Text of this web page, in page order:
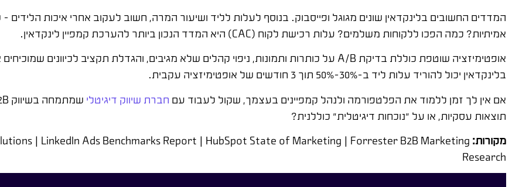
המדדים החשובים בלינקדאין שונים מגוגל ופייסבוק. בנוסף לעלות לליד ושיעור המרה, חשוב לעקוב אחרי איכות הלידים
אמיתיות? כמה הפכו ללקוחות משלמים? עלות רכישת לקוח (CAC) היא המדד הנכון ביותר להערכת קמפיין לינקדאין.
אופטימיזציה שוטפת כוללת בדיקת A/B על כותרות ותמונות, ניפוי קהלים שלא מגיבים, והגדלת תקציב לכיוונים שמוכיחים את עצמם.
בלינקדאין יכול להוריד עלות ליד ב-30%-50% תוך 3 חודשים של אופטימיזציה עקבית.
אם אין לך זמן ללמוד את הפלטפורמה ולנהל קמפיינים בעצמך, שקול לעבוד עם חברת שיווק דיגיטלי
תוצאות עסקיות, או על "נוכחות דיגיטלית" כוללנית?
מקורות: | LinkedIn Ads Benchmarks Report | HubSpot State of Marketing | Forrester B2B Marketing
Research